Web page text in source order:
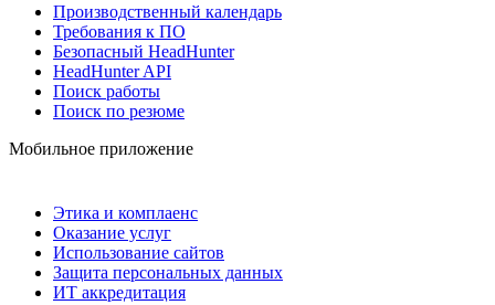
Производственный календарь
Требования к ПО
Безопасный HeadHunter
HeadHunter API
Поиск работы
Поиск по резюме
Мобильное приложение
Этика и комплаенс
Оказание услуг
Использование сайтов
Защита персональных данных
ИТ аккредитация